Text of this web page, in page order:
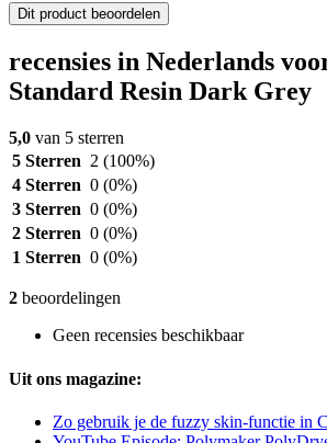
Dit product beoordelen
recensies in Nederlands
Standard Resin Dark Grey
5,0 van 5 sterren
5 Sterren 2 (100%)
4 Sterren 0 (0%)
3 Sterren 0 (0%)
2 Sterren 0 (0%)
1 Sterren 0 (0%)
2 beoordelingen
Geen recensies beschikbaar
Uit ons magazine:
Zo gebruik je de fuzzy skin-functie in